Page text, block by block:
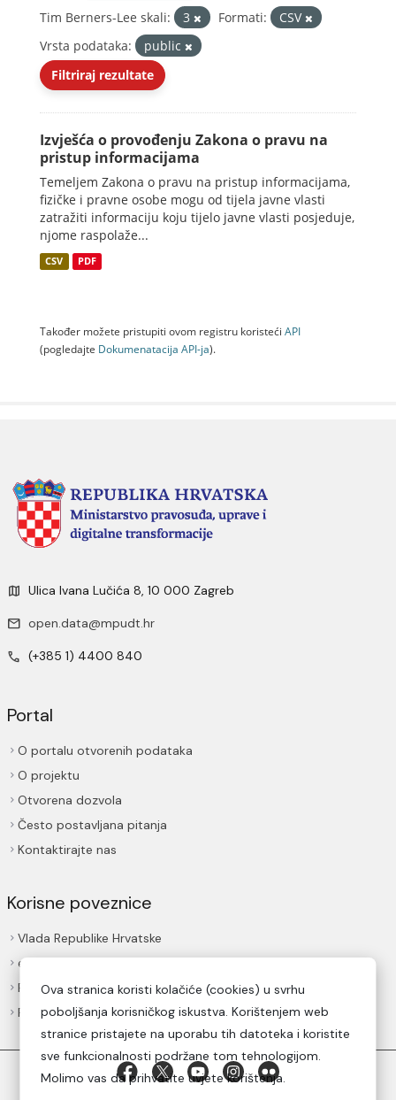
Tim Berners-Lee skali:
3 Formati:
CSV
Vrsta podataka:
public
Filtriraj rezultate
Izvješća o provođenju Zakona o pravu na
pristup informacijama
Temeljem Zakona o pravu na pristup informacijama,
fizičke i pravne osobe mogu od tijela javne vlasti
zatražiti informaciju koju tijelo javne vlasti posjeduje,
njome raspolaže...
CSV PDF
Također možete pristupiti ovom registru koristeći API
(pogledajte Dokumenаtаcijа API-jа).